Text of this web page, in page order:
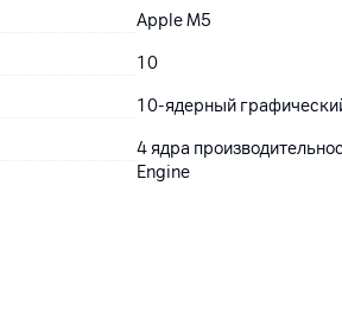
Apple M5
10
10‑ядерный
4 ядра
Engine